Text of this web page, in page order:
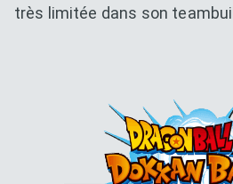
très limitée dans son